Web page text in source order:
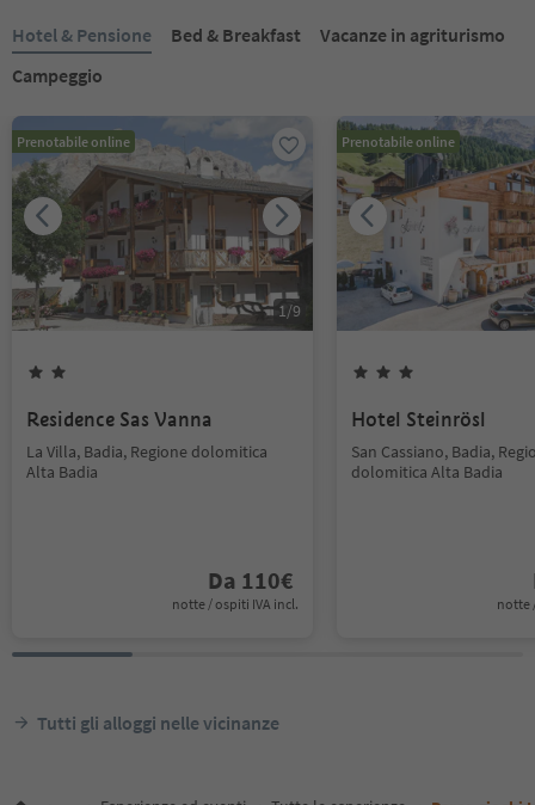
Hotel & Pensione Bed & Breakfast
Vacanze in agriturismo
Campeggio
Prenotabile online
1/9
Residence Sas Vanna
La Villa, Badia, Regione dolomitica
Alta Badia
Da 110€
notte / ospiti IVA incl.
Prenotabile online
Hotel Steinrösl
San Cassiano, Badia,
dolomitica Alta Badia
notte
Tutti gli alloggi nelle vicinanze